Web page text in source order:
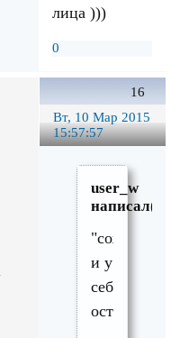
лица )))
0
16
Вт, 10 Мар 2015
15:57:57
user_w
"сожрет"
и у
себя
оставит.